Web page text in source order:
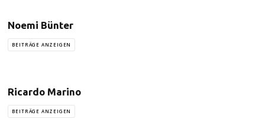
Noemi Bünter
BEITRÄGE ANZEIGEN
Ricardo Marino
BEITRÄGE ANZEIGEN